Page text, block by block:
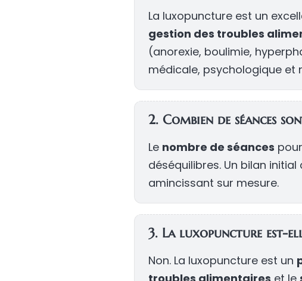
La luxopuncture est un
gestion des troubles
(anorexie, boulimie,
médicale, psychologique et
2. Combien de séances
Le nombre de séances
déséquilibres. Un bilan
amincissant sur mesure.
3. La luxopuncture est-
Non. La luxopuncture est un